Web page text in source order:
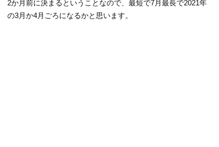
2か月前に決まるということなので、最短で7月最長で2021年
の3月か4月ごろになるかと思います。